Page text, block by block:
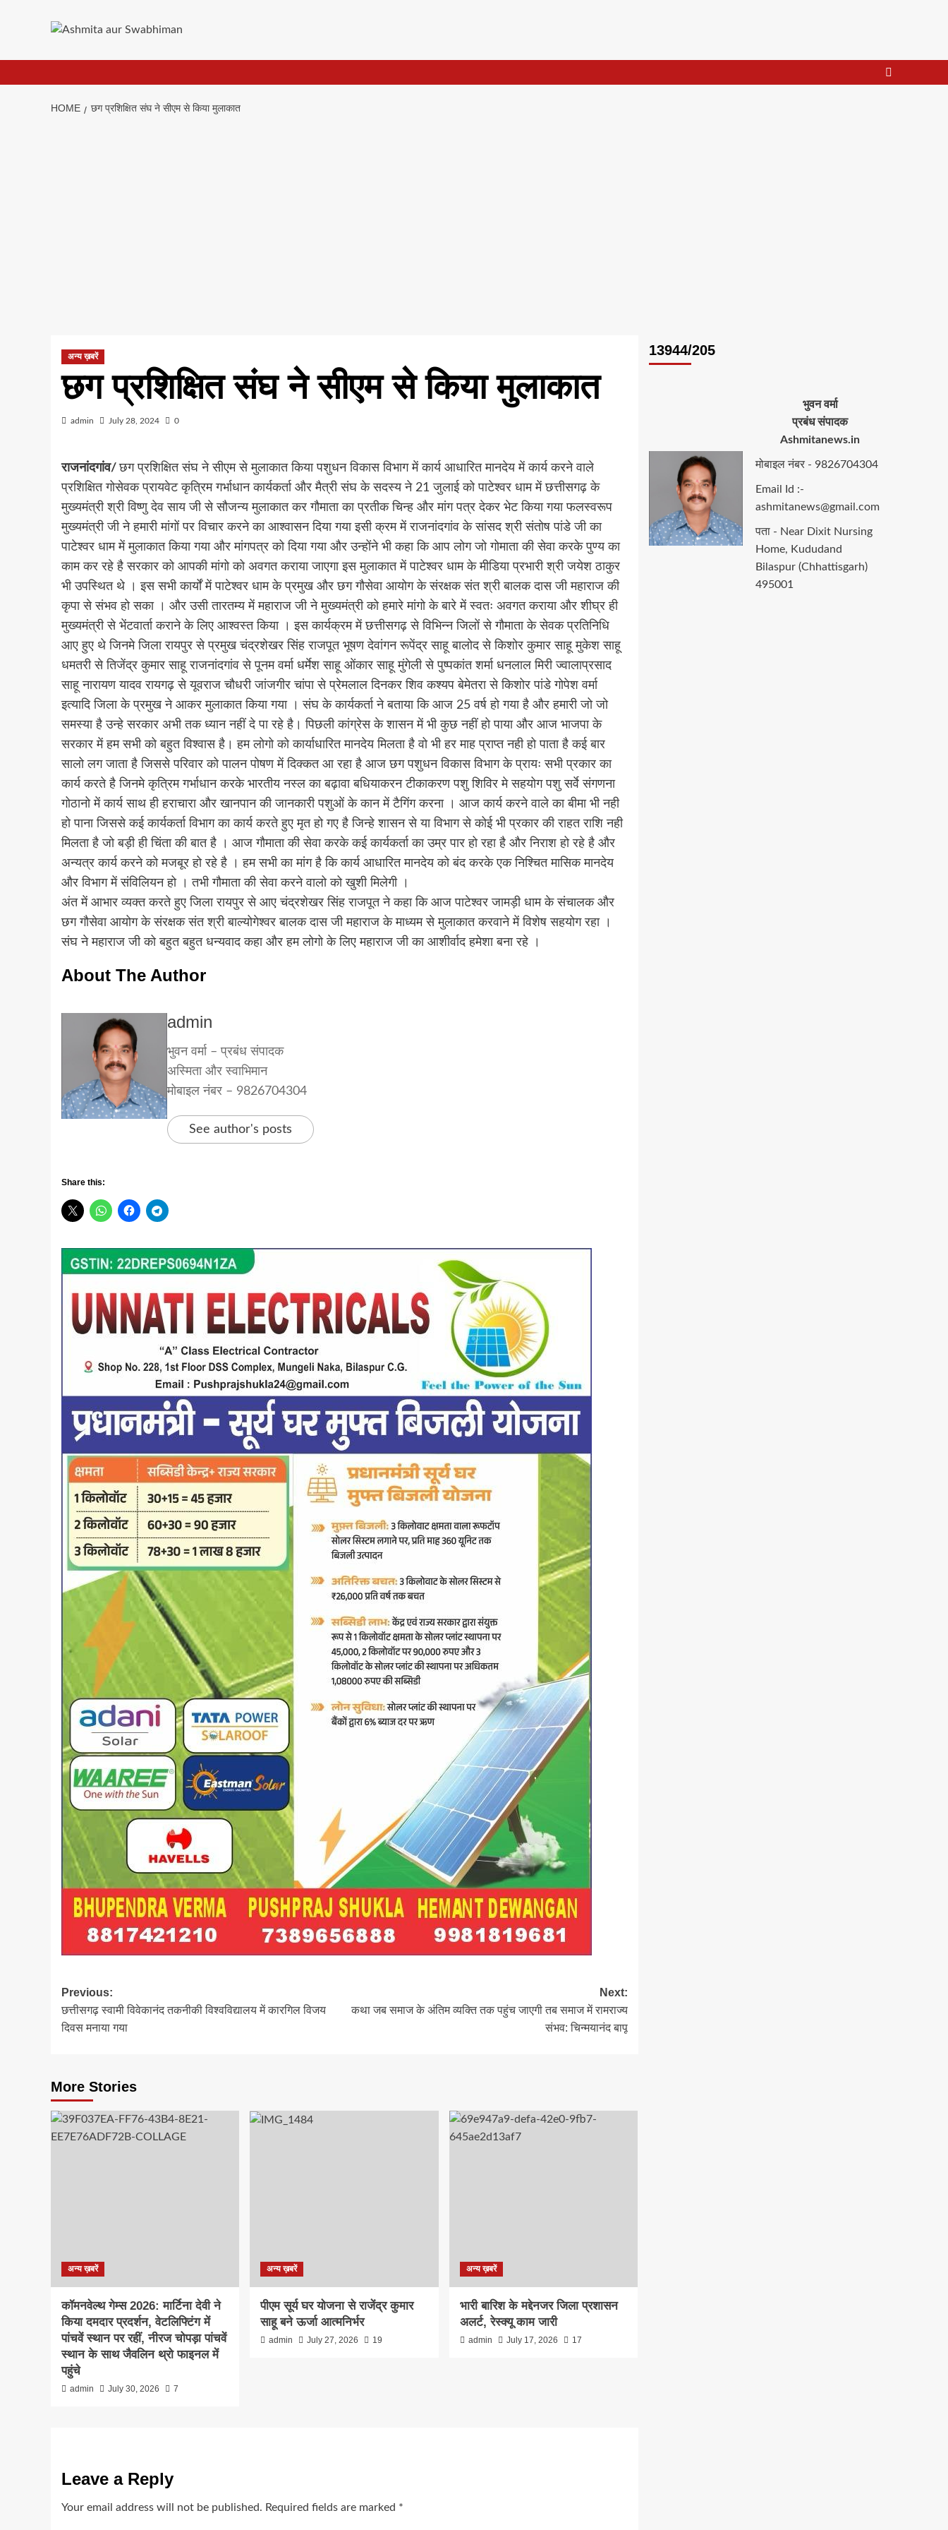
HOME छग प्रशिक्षित संघ ने सीएम से किया मुलाकात
अन्य ख़बरें
छग प्रशिक्षित संघ ने सीएम से किया मुलाकात
admin July 28, 2024 0
राजनांदगांव/छग प्रशिक्षित संघ ने सीएम से मुलाकात किया पशुधन विकास विभाग में कार्य आधारित मानदेय में कार्य करने वाले
प्रशिक्षित गोसेवक प्रायवेट कृत्रिम गर्भाधान कार्यकर्ता और मैत्री संघ के सदस्य ने 21 जुलाई को पाटेश्वर धाम में छत्तीसगढ़ के
मुख्यमंत्री श्री विष्णु देव साय जी से सौजन्य मुलाकात कर गौमाता का प्रतीक चिन्ह और मांग पत्र देकर भेट किया गया फलस्वरूप
मुख्यमंत्री जी ने हमारी मांगों पर विचार करने का आश्वासन दिया गया इसी क्रम में राजनांदगांव के सांसद श्री संतोष पांडे जी का
पाटेश्वर धाम में मुलाकात किया गया और मांगपत्र को दिया गया और उन्होंने भी कहा कि आप लोग जो गोमाता की सेवा करके पुण्य का
काम कर रहे है सरकार को आपकी मांगो को अवगत कराया जाएगा इस मुलाकात में पाटेश्वर धाम के मीडिया प्रभारी श्री जयेश ठाकुर
भी उपस्थित थे । इस सभी कार्यों में पाटेश्वर धाम के प्रमुख और छग गौसेवा आयोग के संरक्षक संत श्री बालक दास जी महाराज की
कृपा से संभव हो सका । और उसी तारतम्य में महाराज जी ने मुख्यमंत्री को हमारे मांगो के बारे में स्वतः अवगत कराया और शीघ्र ही
मुख्यमंत्री से भेंटवार्ता कराने के लिए आश्वस्त किया । इस कार्यक्रम में छत्तीसगढ़ से विभिन्न जिलों से गौमाता के सेवक प्रतिनिधि
आए हुए थे जिनमे जिला रायपुर से प्रमुख चंद्रशेखर सिंह राजपूत भूषण देवांगन रूपेंद्र साहू बालोद से किशोर कुमार साहू मुकेश साहू
धमतरी से तिजेंद्र कुमार साहू राजनांदगांव से पूनम वर्मा धर्मेश साहू ओंकार साहू मुंगेली से पुष्पकांत शर्मा धनलाल मिरी ज्वालाप्रसाद
साहू नारायण यादव रायगढ़ से यूवराज चौधरी जांजगीर चांपा से प्रेमलाल दिनकर शिव कश्यप बेमेतरा से किशोर पांडे गोपेश वर्मा
इत्यादि जिला के प्रमुख ने आकर मुलाकात किया गया । संघ के कार्यकर्ता ने बताया कि आज 25 वर्ष हो गया है और हमारी जो जो
समस्या है उन्हे सरकार अभी तक ध्यान नहीं दे पा रहे है। पिछली कांग्रेस के शासन में भी कुछ नहीं हो पाया और आज भाजपा के
सरकार में हम सभी को बहुत विश्वास है। हम लोगो को कार्याधारित मानदेय मिलता है वो भी हर माह प्राप्त नही हो पाता है कई बार
सालो लग जाता है जिससे परिवार को पालन पोषण में दिक्कत आ रहा है आज छग पशुधन विकास विभाग के प्रायः सभी प्रकार का
कार्य करते है जिनमे कृत्रिम गर्भाधान करके भारतीय नस्ल का बढ़ावा बधियाकरन टीकाकरण पशु शिविर मे सहयोग पशु सर्वे संगणना
गोठानो में कार्य साथ ही हराचारा और खानपान की जानकारी पशुओं के कान में टैगिंग करना । आज कार्य करने वाले का बीमा भी नही
हो पाना जिससे कई कार्यकर्ता विभाग का कार्य करते हुए मृत हो गए है जिन्हे शासन से या विभाग से कोई भी प्रकार की राहत राशि नही
मिलता है जो बड़ी ही चिंता की बात है । आज गौमाता की सेवा करके कई कार्यकर्ता का उम्र पार हो रहा है और निराश हो रहे है और
अन्यत्र कार्य करने को मजबूर हो रहे है । हम सभी का मांग है कि कार्य आधारित मानदेय को बंद करके एक निश्चित मासिक मानदेय
और विभाग में संविलियन हो । तभी गौमाता की सेवा करने वालो को खुशी मिलेगी ।
अंत में आभार व्यक्त करते हुए जिला रायपुर से आए चंद्रशेखर सिंह राजपूत ने कहा कि आज पाटेश्वर जामड़ी धाम के संचालक और
छग गौसेवा आयोग के संरक्षक संत श्री बाल्योगेश्वर बालक दास जी महाराज के माध्यम से मुलाकात करवाने में विशेष सहयोग रहा ।
संघ ने महाराज जी को बहुत बहुत धन्यवाद कहा और हम लोगो के लिए महाराज जी का आशीर्वाद हमेशा बना रहे ।
About The Author
admin
भुवन वर्मा – प्रबंध संपादक
अस्मिता और स्वाभिमान
मोबाइल नंबर – 9826704304
See author's posts
Share this:
Post
navigation
Previous:
छत्तीसगढ़ स्वामी विवेकानंद तकनीकी विश्वविद्यालय में कारगिल विजय
दिवस मनाया गया
Next:
कथा जब समाज के अंतिम व्यक्ति तक पहुंच जाएगी तब समाज में रामराज्य
संभव: चिन्मयानंद बापू
More Stories
अन्य ख़बरें
कॉमनवेल्थ गेम्स 2026: मार्टिना देवी ने
किया दमदार प्रदर्शन, वेटलिफ्टिंग में
पांचवें स्थान पर रहीं, नीरज चोपड़ा पांचवें
स्थान के साथ जैवलिन थ्रो फाइनल में
पहुंचे
admin July 30, 2026 7
अन्य ख़बरें
पीएम सूर्य घर योजना से राजेंद्र कुमार
साहू बने ऊर्जा आत्मनिर्भर
admin July 27, 2026 19
अन्य ख़बरें
भारी बारिश के मद्देनजर जिला प्रशासन
अलर्ट, रेस्क्यू काम जारी
admin July 17, 2026 17
Leave a Reply
Your email address will not be published. Required fields are marked *
13944/205
भुवन वर्मा
प्रबंध संपादक
Ashmitanews.in
मोबाइल नंबर - 9826704304
Email Id :-
ashmitanews@gmail.com
पता - Near Dixit Nursing
Home, Kududand
Bilaspur (Chhattisgarh)
495001